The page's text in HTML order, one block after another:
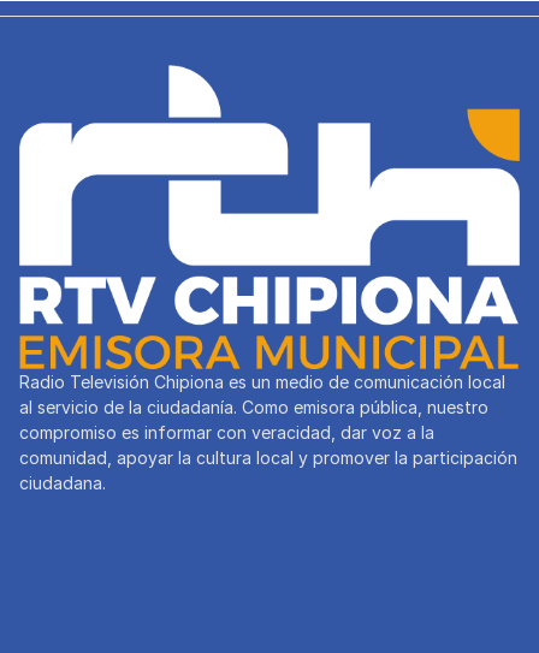
Radio Televisión Chipiona es un medio de comunicación local
al servicio de la ciudadanía. Como emisora pública, nuestro
compromiso es informar con veracidad, dar voz a la
comunidad, apoyar la cultura local y promover la participación
ciudadana.